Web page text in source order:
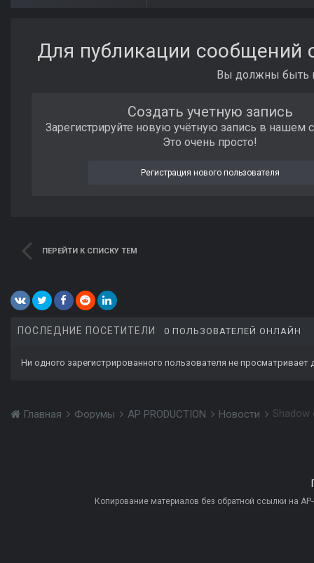
Для публикации сообщений
Вы должны быть
Создать учетную запись
Зарегистрируйте новую учётную запись в нашем
Это очень просто!
Регистрация нового пользователя
ПЕРЕЙТИ К СПИСКУ ТЕМ
ПОСЛЕДНИЕ ПОСЕТИТЕЛИ 0 ПОЛЬЗОВАТЕЛЕЙ ОНЛАЙН
Ни одного зарегистрированного пользователя не просматривает
Главная Форумы AP PRODUCTION Новости Shadow
Копирование материалов без обратной ссылки на